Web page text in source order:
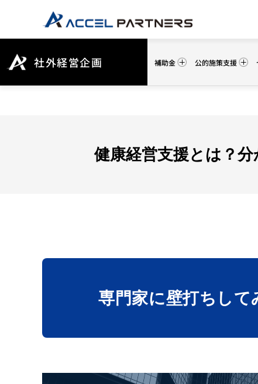
社外経営企画 補助金 公的施策支援
健康経営支援とは？
専門家に壁打ち して